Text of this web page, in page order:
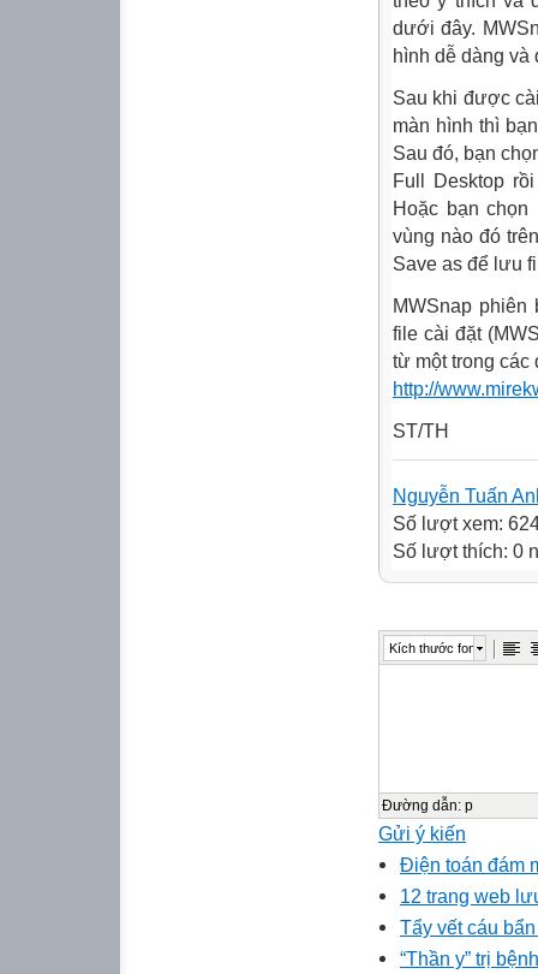
dưới đây.
hình dễ dàng và
Sau khi được
màn hình thì
Sau đó, bạn
Full Desktop
Hoặc bạn
vùng nào đó
Save as để lưu
MWSnap
file cài đặt
từ một trong các
http://
ST/TH
Nguyễn Tuấn
Số lượt xem:
Số lượt thích: 0
Kích thước font
Đường dẫn: p
Gửi ý kiến
Điện toán đám
12 trang web
Tẩy vết cáu
“Thần y” trị